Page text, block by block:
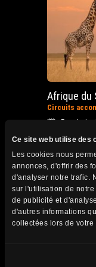
Ce site web utilise des
Les cookies nous
annonces, d'offrir des
d'analyser notre trafic.
sur l'utilisation de notre
de publicité et
d'autres informations
collectées lors de
Afrique du
Circuits
Prochain